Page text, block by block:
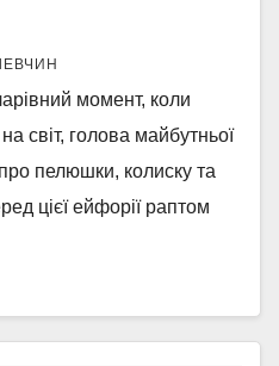
момент, коли
світ, голова майбутньої
пелюшки, колиску та
цієї ейфорії раптом